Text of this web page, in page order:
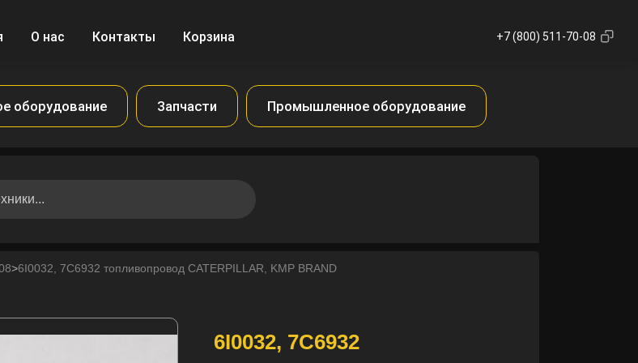
О нас Контакты Корзина +7 (800) 511-70-08
оборудование Запчасти Промышленное оборудование
>6I0032, 7C6932 топливопровод CATERPILLAR, KMP BRAND
6I0032, 7C6932